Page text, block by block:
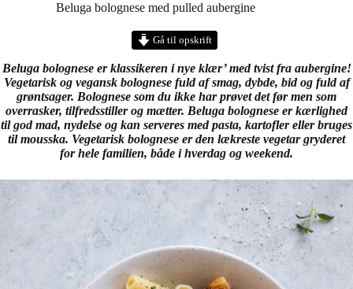
Beluga bolognese med pulled aubergine
Gå til opskrift
Beluga bolognese er klassikeren i nye klær’ med tvist fra aubergine!
Vegetarisk og vegansk bolognese fuld af smag, dybde, bid og fuld af
grøntsager. Bolognese som du ikke har prøvet det før men som
overrasker, tilfredsstiller og mætter. Beluga bolognese er kærlighed
til god mad, nydelse og kan serveres med pasta, kartofler eller bruges
til mousska. Vegetarisk bolognese er den lækreste vegetar gryderet
for hele familien, både i hverdag og weekend.